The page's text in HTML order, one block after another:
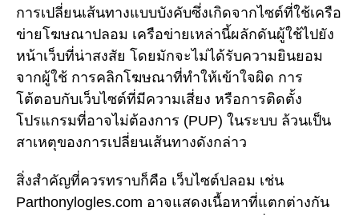
การเปลี่ยนเส้นทางแบบบังคับซึ่งเกิดจากไซต์ที่ใช้เครือ
ข่ายโฆษณาปลอม เครือข่ายเหล่านี้ผลักดันผู้ใช้ไปยัง
หน้าเว็บที่น่าสงสัย โดยมักจะไม่ได้รับความยินยอม
จากผู้ใช้ การคลิกโฆษณาที่ทำให้เข้าใจผิด การ
โต้ตอบกับเว็บไซต์ที่มีความเสี่ยง หรือการติดตั้ง
โปรแกรมที่อาจไม่ต้องการ (PUP) ในระบบ ล้วนเป็น
สาเหตุของการเปลี่ยนเส้นทางดังกล่าว
สิ่งสำคัญที่ควรทราบก็คือ เว็บไซต์ปลอม เช่น
Parthonylogles.com อาจแสดงเนื้อหาที่แตกต่างกัน